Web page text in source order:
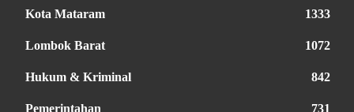
Kota Mataram 1333
Lombok Barat 1072
Hukum & Kriminal 842
Pemerintahan 731